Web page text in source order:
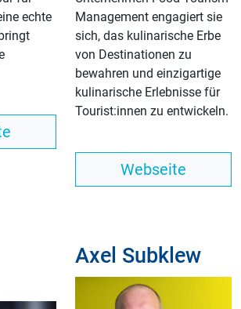
echte
Management engagiert sie
sich, das kulinarische Erbe
von Destinationen zu
bewahren und einzigartige
kulinarische Erlebnisse für
Tourist:innen zu entwickeln.
Webseite
Axel Subklew